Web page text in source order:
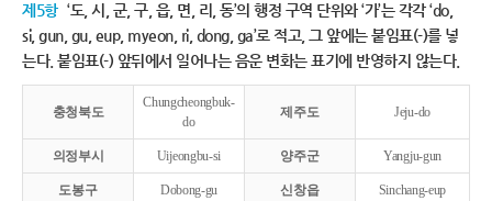
제5항 ‘도, 시, 군, 구, 읍, 면, 리, 동’의 행정 구역 단위와 ‘가’는 각각 ‘do,
si, gun, gu, eup, myeon, ri, dong, ga’로 적고, 그 앞에는 붙임표(-)를 넣
는다. 붙임표(-) 앞뒤에서 일어나는 음운 변화는 표기에 반영하지 않는다.
충청북도
Chungcheongbuk-
do
제주도 Jeju-do
의정부시 Uijeongbu-si 양주군 Yangju-gun
도봉구 Dobong-gu 신창읍 Sinchang-eup